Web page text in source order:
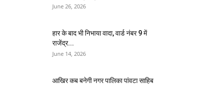
June 26, 2026
हार के बाद भी निभाया वादा, वार्ड नंबर 9 में
राजेंद्र...
June 14, 2026
आखिर कब बनेगी नगर पालिका पांवटा साहिब